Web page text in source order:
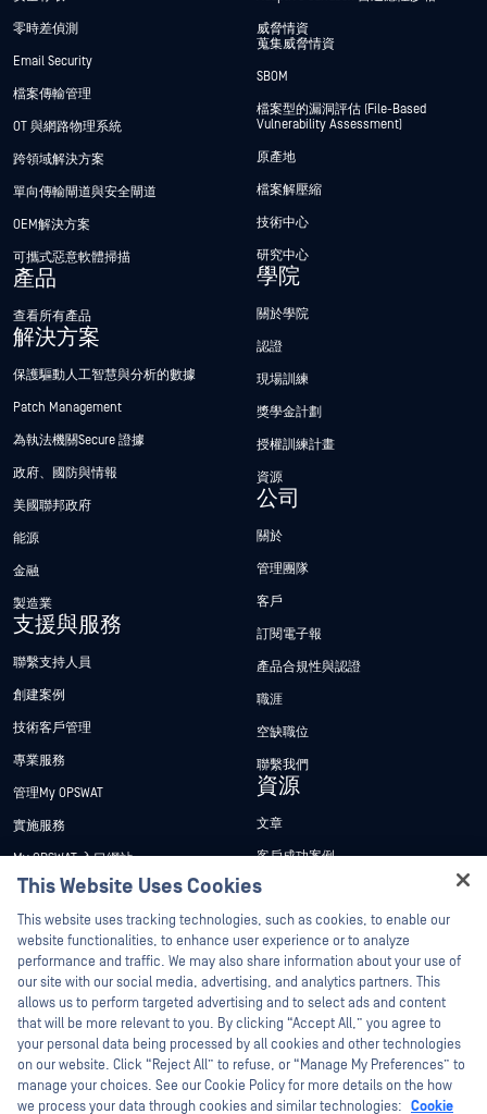
零時差偵測
Email Security
檔案傳輸管理
OT 與網路物理系統
跨領域解決方案
單向傳輸閘道與安全閘道
OEM解決方案
可攜式惡意軟體掃描
產品
查看所有產品
解決方案
保護驅動人工智慧與分析的數據
Patch Management
為執法機關Secure 證據
政府、國防與情報
美國聯邦政府
能源
金融
製造業
支援與服務
聯繫支持人員
創建案例
技術客戶管理
專業服務
管理My OPSWAT
實施服務
My OPSWAT 入口網站
技術檔案
訓練
漏洞通報計畫
合作夥伴
認證
技術合作夥伴
管道合作夥伴計劃
威脅情資
蒐集威脅情資
SBOM
檔案型的漏洞評估 (File-Based
Vulnerability Assessment)
原產地
檔案解壓縮
技術中心
研究中心
學院
關於學院
認證
現場訓練
獎學金計劃
授權訓練計畫
資源
公司
關於
管理團隊
客戶
訂閱電子報
產品合規性與認證
職涯
空缺職位
聯繫我們
資源
文章
客戶成功案例
新聞稿
新聞報導
網路研討會
產品型錄
白皮書
免費工具
This Website Uses Cookies
This website uses tracking technologies, such as cookies, to enable our
website functionalities, to enhance user experience or to analyze
performance and traffic. We may also share information about your use of
our site with our social media, advertising, and analytics partners. This
allows us to perform targeted advertising and to select ads and content
that will be more relevant to you. By clicking “Accept All,” you agree to
your personal data being processed by all cookies and other technologies
on our website. Click “Reject All” to refuse, or “Manage My Preferences” to
manage your choices. See our Cookie Policy for more details on the how
we process your data through cookies and similar technologies: Cookie